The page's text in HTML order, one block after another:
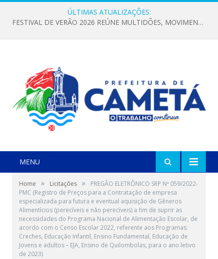
ÚLTIMAS ATUALIZAÇÕES:
FESTIVAL DE VERÃO 2026 REÚNE MULTIDÕES, MOVIMENTA A ECONOMIA E FORTALECE A CULTURA LOCAL
MENU
Home » Licitações »
PREGÃO ELETRÔNICO SRP Nº 059/2022-
PMC (Registro de Preços para a Contratação de empresa
especializada para futura e eventual aquisição de Gêneros
Alimentícios (perecíveis e não perecíveis) a fim de suprir as
necessidades do Programa Nacional de Alimentação Escolar, de
acordo com o Censo Escolar 2022, referente aos Programas:
Creches, Educação Infantil, Ensino Fundamental, Educação de
Jovens e adultos – EJA, Ensino de Quilombolas, para o ano letivo
de 2023)